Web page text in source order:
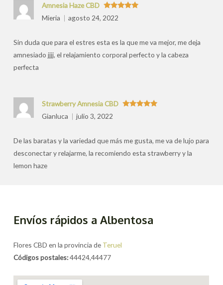
Valorado
con5
Amnesia Haze CBD
Mieria
agosto 24, 2022
Sin duda que para el estres esta es la que me va mejor, me deja
amnesiado jjjj, el relajamiento corporal perfecto y la cabeza
perfecta
Strawberry Amnesia CBD
Gianluca
julio 3, 2022
De las baratas y la variedad que más me gusta, me va de lujo para
desconectar y relajarme, la recomiendo esta strawberry y la
lemon haze
Envíos rápidos a Albentosa
Flores CBD en la provincia de Teruel
Códigos postales:44424,44477